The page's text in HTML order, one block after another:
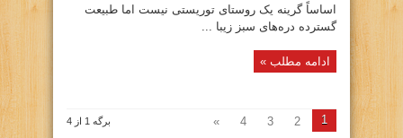
اساساً گرینه یک روستای توریستی نیست اما طبیعت
گسترده دره‌های سبز زیبا ...
ادامه مطلب »
برگه 1 از 4 1
2
3
4
»